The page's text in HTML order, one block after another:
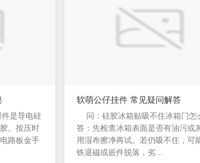
是导电硅
。按压时
路板金手
软萌公仔挂件 常见疑问解答
问：硅胶冰箱贴吸不住冰箱门怎
答：先检查冰箱表面是否有油污或
用湿布擦净再试。若仍吸不住，可
铁退磁或嵌件脱落，劣...